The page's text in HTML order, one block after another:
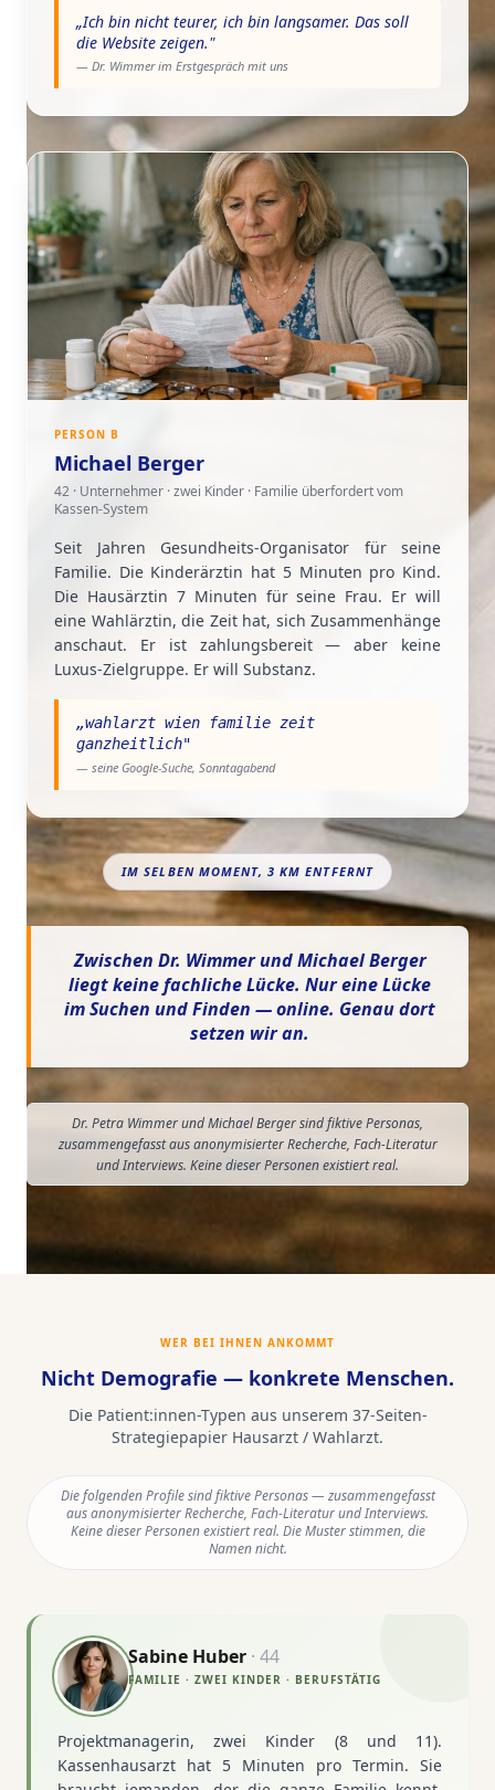
„Ich bin nicht teurer, ich bin langsamer. Das soll
die Website zeigen."
— Dr. Wimmer im Erstgespräch mit uns
PERSON B
Michael Berger
42 · Unternehmer · zwei Kinder · Familie überfordert vom
Kassen-System
Seit Jahren Gesundheits-Organisator für seine
Familie. Die Kinderärztin hat 5 Minuten pro Kind.
Die Hausärztin 7 Minuten für seine Frau. Er will
eine Wahlärztin, die Zeit hat, sich Zusammenhänge
anschaut. Er ist zahlungsbereit — aber keine
Luxus-Zielgruppe. Er will Substanz.
„wahlarzt wien familie zeit
ganzheitlich"
— seine Google-Suche, Sonntagabend
IM SELBEN MOMENT, 3 KM ENTFERNT
Zwischen Dr. Wimmer und Michael Berger
liegt keine fachliche Lücke. Nur eine Lücke
im Suchen und Finden — online. Genau dort
setzen wir an.
Dr. Petra Wimmer und Michael Berger sind fiktive Personas,
zusammengefasst aus anonymisierter Recherche, Fach-Literatur
und Interviews. Keine dieser Personen existiert real.
WER BEI IHNEN ANKOMMT
Nicht Demografie — konkrete Menschen.
Die Patient:innen-Typen aus unserem 37-Seiten-
Strategiepapier Hausarzt / Wahlarzt.
Die folgenden Profile sind fiktive Personas — zusammengefasst
aus anonymisierter Recherche, Fach-Literatur und Interviews.
Keine dieser Personen existiert real. Die Muster stimmen, die
Namen nicht.
Sabine Huber · 44
FAMILIE · ZWEI KINDER · BERUFSTÄTIG
Projektmanagerin, zwei Kinder (8 und 11).
Kassenhausarzt hat 5 Minuten pro Termin. Sie